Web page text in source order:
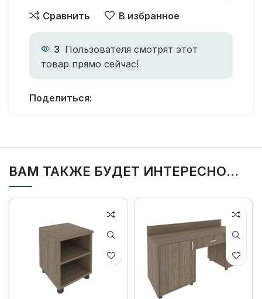
Сравнить В избранное
3 Пользователя смотрят этот
товар прямо сейчас!
Поделиться:
ВАМ ТАКЖЕ БУДЕТ ИНТЕРЕСНО…